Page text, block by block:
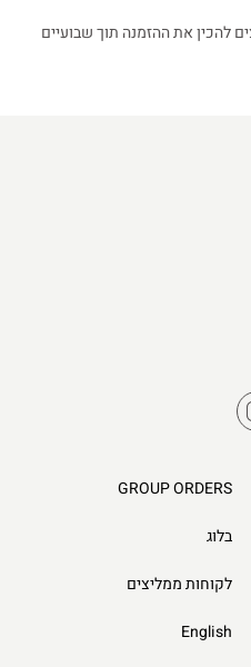
את ההזמנה תוך שבועיים
GROUP ORDERS
בלוג
לקוחות ממליצים
English